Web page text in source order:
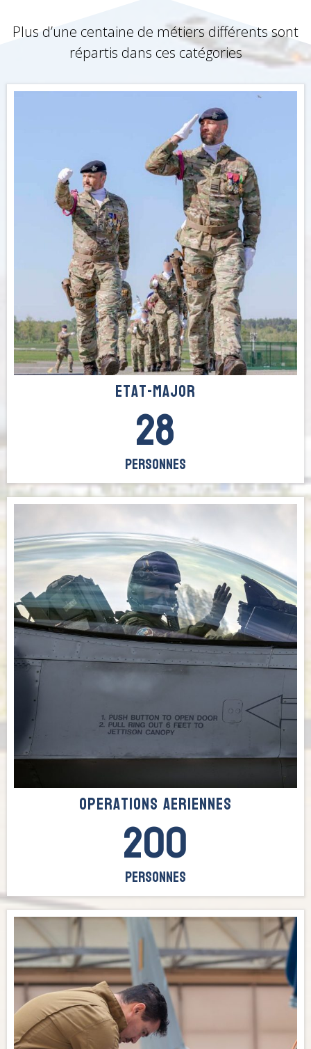
Plus d’une centaine de métiers différents sont
répartis dans ces catégories
etat-Major
28
Personnes
Operations aeriennes
200
Personnes